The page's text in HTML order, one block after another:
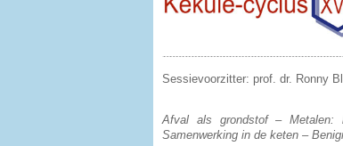
Sessievoorzitter: prof. dr. Ronny
Afval als grondstof – Metalen:
Samenwerking in de keten –